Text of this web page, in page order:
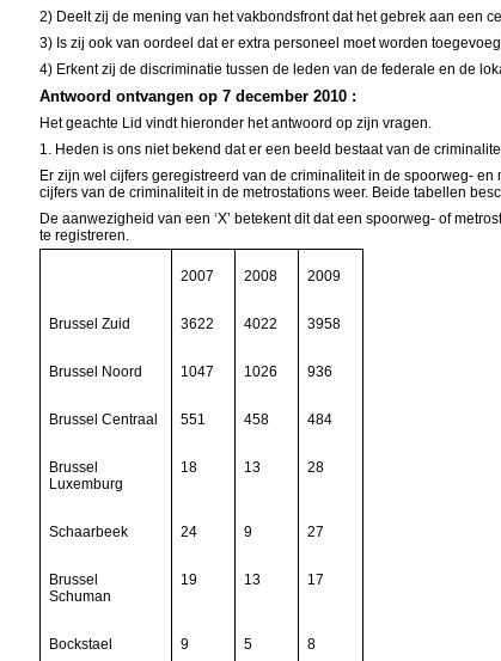
2) Deelt zij de mening van het vakbondsfront dat het gebrek aan een
3) Is zij ook van oordeel dat er extra personeel moet worden
4) Erkent zij de discriminatie tussen de leden van de federale en de
Antwoord ontvangen op 7 december 2010 :
Het geachte Lid vindt hieronder het antwoord op zijn vragen.
1. Heden is ons niet bekend dat er een beeld bestaat van de
Er zijn wel cijfers geregistreerd van de criminaliteit in de spoorweg-
cijfers van de criminaliteit in de metrostations weer. Beide tabellen
De aanwezigheid van een ‘X’ betekent dit dat een spoorweg- of
te registreren.
2007 2008 2009
Brussel Zuid 3622 4022 3958
Brussel Noord 1047 1026 936
Brussel Centraal 551 458 484
Brussel
Luxemburg
18 13 28
Schaarbeek 24 9 27
Brussel
Schuman
19 13 17
Bockstael 9 5 8